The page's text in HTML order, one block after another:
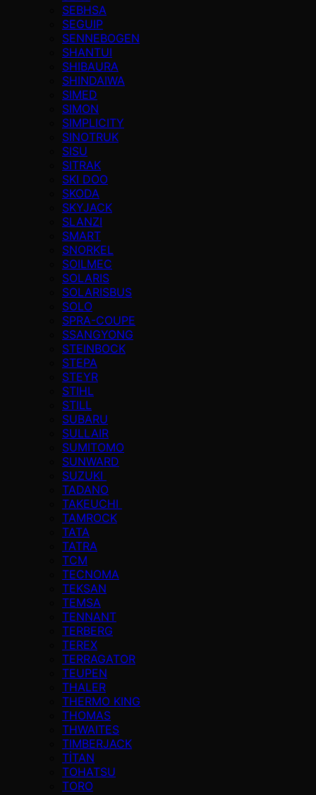
SEBHSA
SEGUIP
SENNEBOGEN
SHANTUI
SHIBAURA
SHINDAIWA
SIMED
SIMON
SIMPLICITY
SINOTRUK
SISU
SITRAK
SKI DOO
SKODA
SKYJACK
SLANZI
SMART
SNORKEL
SOILMEC
SOLARIS
SOLARISBUS
SOLO
SPRA-COUPE
SSANGYONG
STEINBOCK
STEPA
STEYR
STIHL
STILL
SUBARU
SULLAIR
SUMITOMO
SUNWARD
SUZUKI
TADANO
TAKEUCHI
TAMROCK
TATA
TATRA
TCM
TECNOMA
TEKSAN
TEMSA
TENNANT
TERBERG
TEREX
TERRAGATOR
TEUPEN
THALER
THERMO KING
THOMAS
THWAITES
TIMBERJACK
TİTAN
TOHATSU
TORO